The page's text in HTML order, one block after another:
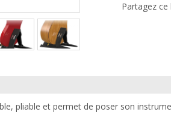
Partagez ce
pliable et permet de poser son